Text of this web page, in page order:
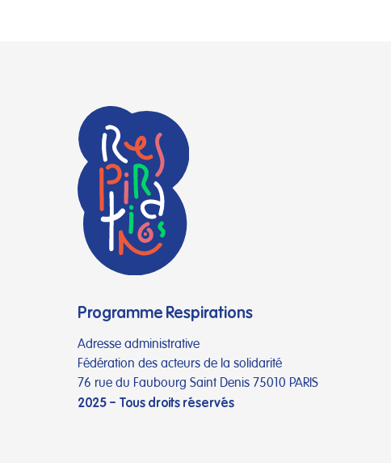
Programme Respirations
Adresse administrative
Fédération des acteurs de la solidarité
76 rue du Faubourg Saint Denis 75010 PARIS
2025 – Tous droits réservés